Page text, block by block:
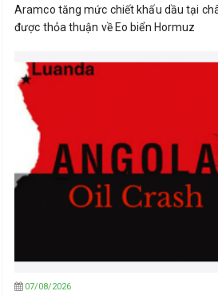
Aramco tăng mức chiết khấu dầu tại
được thỏa thuận về Eo biển Hormuz
07/08/2026